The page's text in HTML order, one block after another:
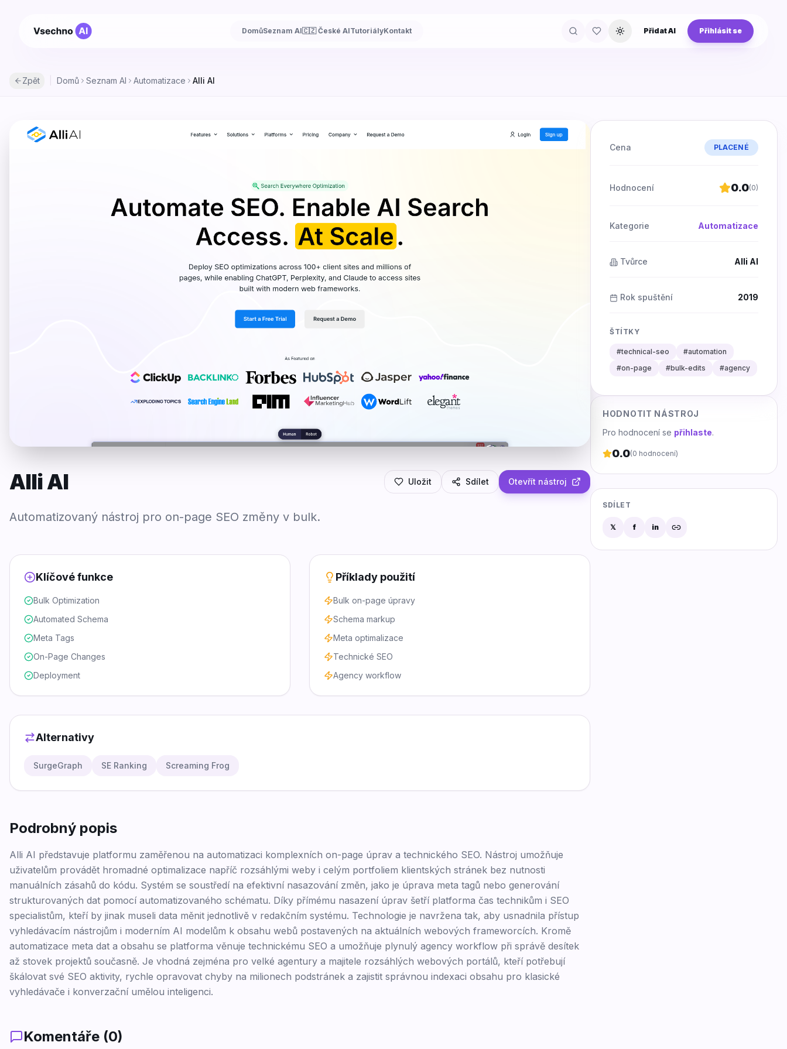
DomůSeznam AI🇨🇿 České AITutoriályKontakt Přepnout téma
Přidat AI Přihlásit se
Zpět Domů Seznam AI Automatizace Alli AI
Alli AI Uložit Sdílet Otevřít nástroj
Automatizovaný nástroj pro on-page SEO změny v bulk.
Klíčové funkce
Bulk Optimization
Automated Schema
Meta Tags
On-Page Changes
Deployment
Příklady použití
Bulk on-page úpravy
Schema markup
Meta optimalizace
Technické SEO
Agency workflow
Alternativy
SurgeGraph SE Ranking Screaming Frog
Podrobný popis
Alli AI představuje platformu zaměřenou na automatizaci komplexních on-page úprav a technického SEO. Nástroj umožňuje
uživatelům provádět hromadné optimalizace napříč rozsáhlými weby i celým portfoliem klientských stránek bez nutnosti
manuálních zásahů do kódu. Systém se soustředí na efektivní nasazování změn, jako je úprava meta tagů nebo generování
strukturovaných dat pomocí automatizovaného schématu. Díky přímému nasazení úprav šetří platforma čas technikům i SEO
specialistům, kteří by jinak museli data měnit jednotlivě v redakčním systému. Technologie je navržena tak, aby usnadnila přístup
vyhledávacím nástrojům i moderním AI modelům k obsahu webů postavených na aktuálních webových frameworcích. Kromě
automatizace meta dat a obsahu se platforma věnuje technickému SEO a umožňuje plynulý agency workflow při správě desítek
až stovek projektů současně. Je vhodná zejména pro velké agentury a majitele rozsáhlých webových portálů, kteří potřebují
škálovat své SEO aktivity, rychle opravovat chyby na milionech podstránek a zajistit správnou indexaci obsahu pro klasické
vyhledávače i konverzační umělou inteligenci.
Komentáře (0)
Cena PLACENÉ
Hodnocení 0.0(0)
Kategorie Automatizace
Tvůrce Alli AI
Rok spuštění 2019
ŠTÍTKY
#technical-seo #automation
#on-page #bulk-edits #agency
HODNOTIT NÁSTROJ
Pro hodnocení se přihlaste.
0.0(0 hodnocení)
SDÍLET
𝕏 f in